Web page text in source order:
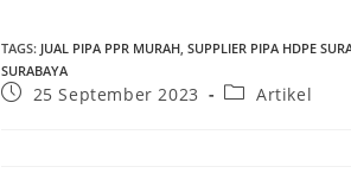
TAGS: JUAL PIPA PPR MURAH SUPPLIER PIPA HDPE
SURABAYA
25 September 2023 Artikel